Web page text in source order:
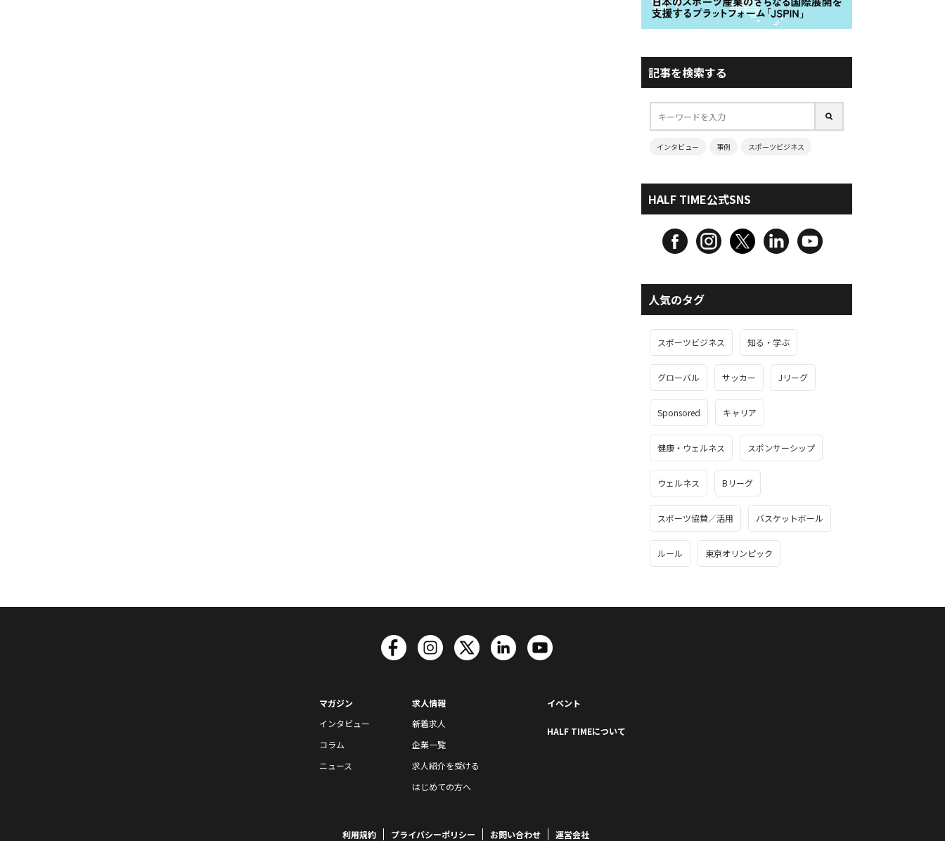
記事を検索する
インタビュー 事例 スポーツビジネス
HALF TIME公式SNS
人気のタグ
スポーツビジネス 知る・学ぶ
グローバル サッカー Jリーグ
Sponsored キャリア
健康・ウェルネス スポンサーシップ
ウェルネス Bリーグ
スポーツ協賛／活用 バスケットボール
ルール 東京オリンピック
マガジン
インタビュー
コラム
ニュース
求人情報
新着求人
企業一覧
求人紹介を受ける
はじめての方へ
イベント
HALF TIMEについて
利用規約 プライバシーポリシー お問い合わせ 運営会社